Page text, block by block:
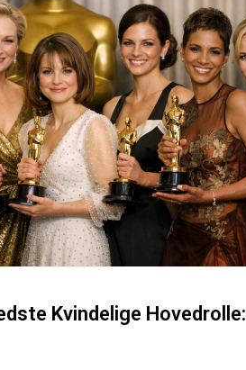
Kvindelige Hovedrolle: